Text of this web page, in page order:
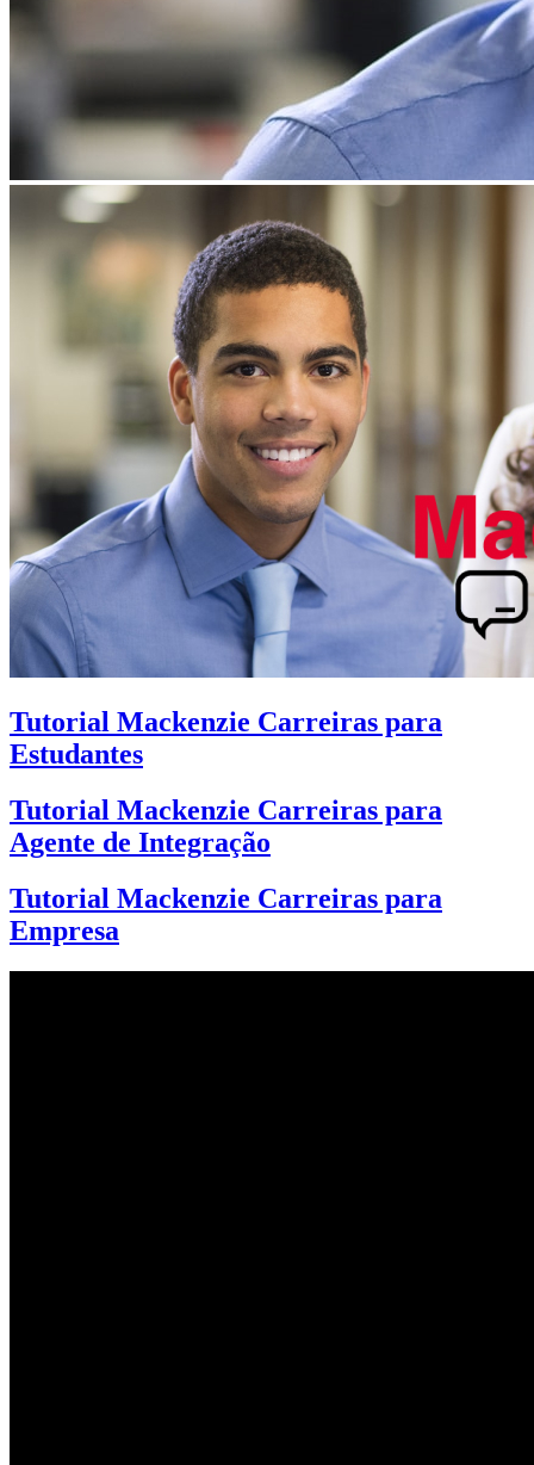
Tutorial Mackenzie Carreiras para
Estudantes
Tutorial Mackenzie Carreiras para
Agente de Integração
Tutorial Mackenzie Carreiras para
Empresa